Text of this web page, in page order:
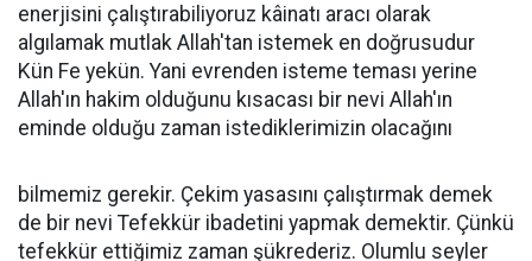
enerjisini çalıştırabiliyoruz kâinatı aracı olarak
algılamak mutlak Allah'tan istemek en doğrusudur
Kün Fe yekün. Yani evrenden isteme teması yerine
Allah'ın hakim olduğunu kısacası bir nevi Allah'ın
eminde olduğu zaman istediklerimizin olacağını
bilmemiz gerekir. Çekim yasasını çalıştırmak demek
de bir nevi Tefekkür ibadetini yapmak demektir. Çünkü
tefekkür ettiğimiz zaman şükrederiz. Olumlu seyler